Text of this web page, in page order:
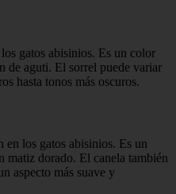
gatos abisinios. Es un color
de aguti. El sorrel puede variar
hasta tonos más oscuros.
los gatos abisinios. Es un
matiz dorado. El canela también
aspecto más suave y